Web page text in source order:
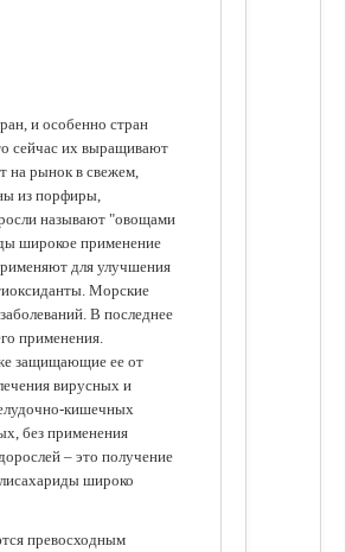
и особенно стран
сейчас их выращивают
на рынок в свежем,
из порфиры,
называют "овощами
широкое применение
для улучшения
Морские
В последнее
применения.
защищающие ее от
вирусных и
кишечных
без применения
– это получение
широко
превосходным